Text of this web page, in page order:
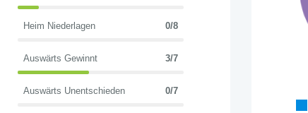
Heim Niederlagen 0/8
Auswärts Gewinnt 3/7
Auswärts Unentschieden 0/7